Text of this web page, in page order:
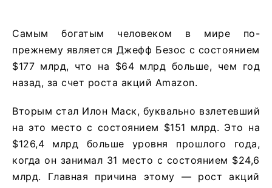
Самым богатым человеком в мире по-
прежнему является Джефф Безос с состоянием
$177 млрд, что на $64 млрд больше, чем год
назад, за счет роста акций Amazon.
Вторым стал Илон Маск, буквально взлетевший
на это место с состоянием $151 млрд. Это на
$126,4 млрд больше уровня прошлого года,
когда он занимал 31 место с состоянием $24,6
млрд. Главная причина этому — рост акций